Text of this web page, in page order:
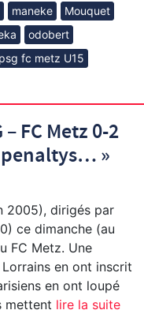
maneke
Mouquet
odobert
psg fc metz U15
FC Metz 0-2
penaltys… »
2005), dirigés par
ce dimanche (au
FC Metz. Une
en ont inscrit
en ont loupé
mettent lire la suite